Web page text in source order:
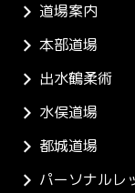
道場案内
本部道場
出水鶴柔術
水俣道場
都城道場
パーソナルレ